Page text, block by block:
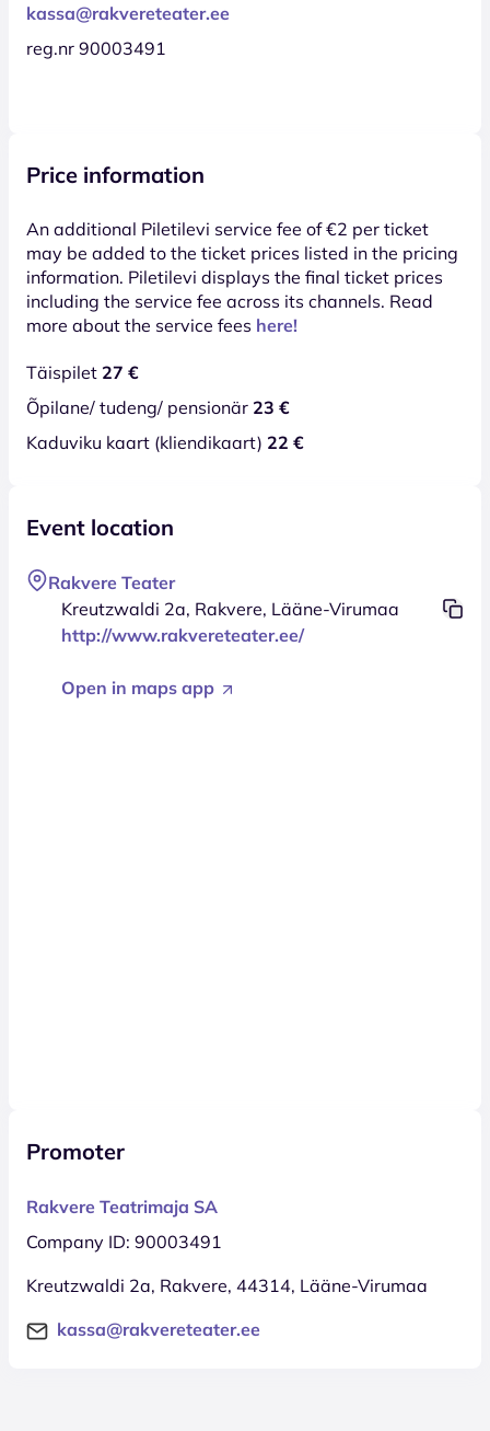
kassa@rakvereteater.ee
reg.nr 90003491
Price information
An additional Piletilevi service fee of €2 per ticket
may be added to the ticket prices listed in the pricing
information. Piletilevi displays the final ticket prices
including the service fee across its channels. Read
more about the service fees here!
Täispilet 27 €
Õpilane/ tudeng/ pensionär 23 €
Kaduviku kaart (kliendikaart) 22 €
Event location
Rakvere Teater
Kreutzwaldi 2a, Rakvere, Lääne-Virumaa
http://www.rakvereteater.ee/
Open in maps app
Promoter
Rakvere Teatrimaja SA
Company ID: 90003491
Kreutzwaldi 2a, Rakvere, 44314, Lääne-Virumaa
kassa@rakvereteater.ee